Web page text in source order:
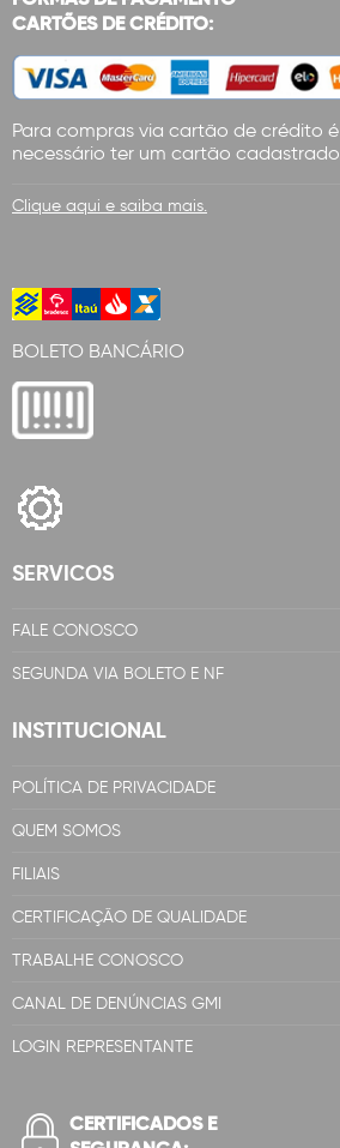
CARTÕES DE CRÉDITO:
Para compras via cartão de crédito é
necessário ter um cartão cadastrado.
Clique aqui e saiba mais.
BOLETO BANCÁRIO
SERVICOS
FALE CONOSCO
SEGUNDA VIA BOLETO E NF
INSTITUCIONAL
POLÍTICA DE PRIVACIDADE
QUEM SOMOS
FILIAIS
CERTIFICAÇÃO DE QUALIDADE
TRABALHE CONOSCO
CANAL DE DENÚNCIAS GMI
LOGIN REPRESENTANTE
CERTIFICADOS E